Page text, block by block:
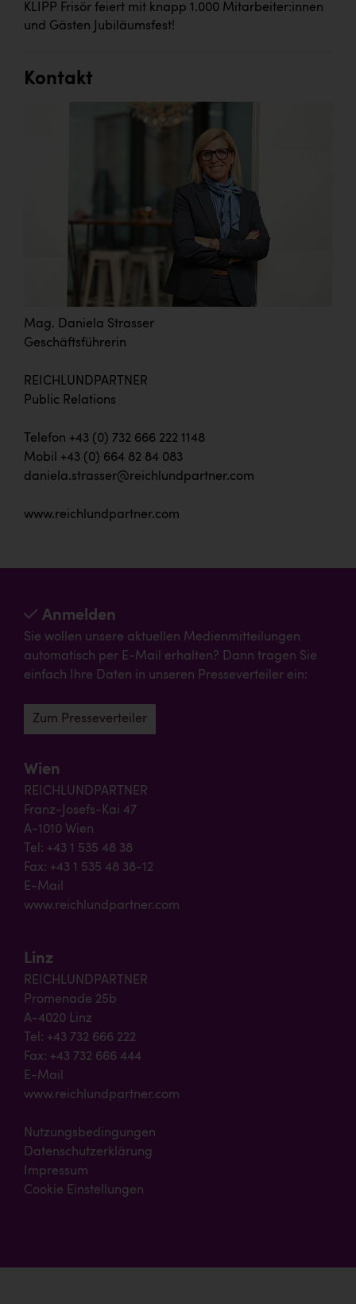
KLIPP Frisör feiert mit knapp 1.000 Mitarbeiter:innen
und Gästen Jubiläumsfest!
Kontakt
Mag. Daniela Strasser
Geschäftsführerin
REICHLUNDPARTNER
Public Relations
Telefon +43 (0) 732 666 222 1148
Mobil +43 (0) 664 82 84 083
daniela.strasser@reichlundpartner.com
www.reichlundpartner.com
Anmelden
Sie wollen unsere aktuellen Medienmitteilungen
automatisch per E-Mail erhalten? Dann tragen Sie
einfach Ihre Daten in unseren Presseverteiler ein:
Zum Presseverteiler
Wien
REICHLUNDPARTNER
Franz-Josefs-Kai 47
A-1010 Wien
Tel: +43 1 535 48 38
Fax: +43 1 535 48 38-12
E-Mail
www.reichlundpartner.com
Linz
REICHLUNDPARTNER
Promenade 25b
A-4020 Linz
Tel: +43 732 666 222
Fax: +43 732 666 444
E-Mail
www.reichlundpartner.com
Nutzungsbedingungen
Datenschutzerklärung
Impressum
Cookie Einstellungen